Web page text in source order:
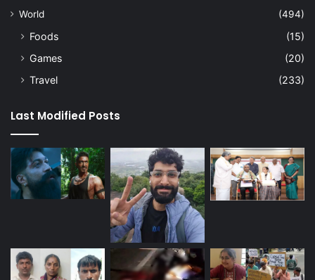
World
(494)
Foods
(15)
Games
(20)
Travel
(233)
Last Modified Posts